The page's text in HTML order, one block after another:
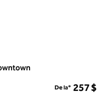
De la* 257 $